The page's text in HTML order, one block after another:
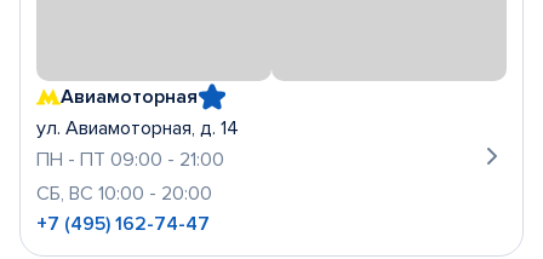
Авиамоторная
ул. Авиамоторная, д. 14
ПН - ПТ 09:00 - 21:00
СБ, ВС 10:00 - 20:00
+7 (495) 162-74-47